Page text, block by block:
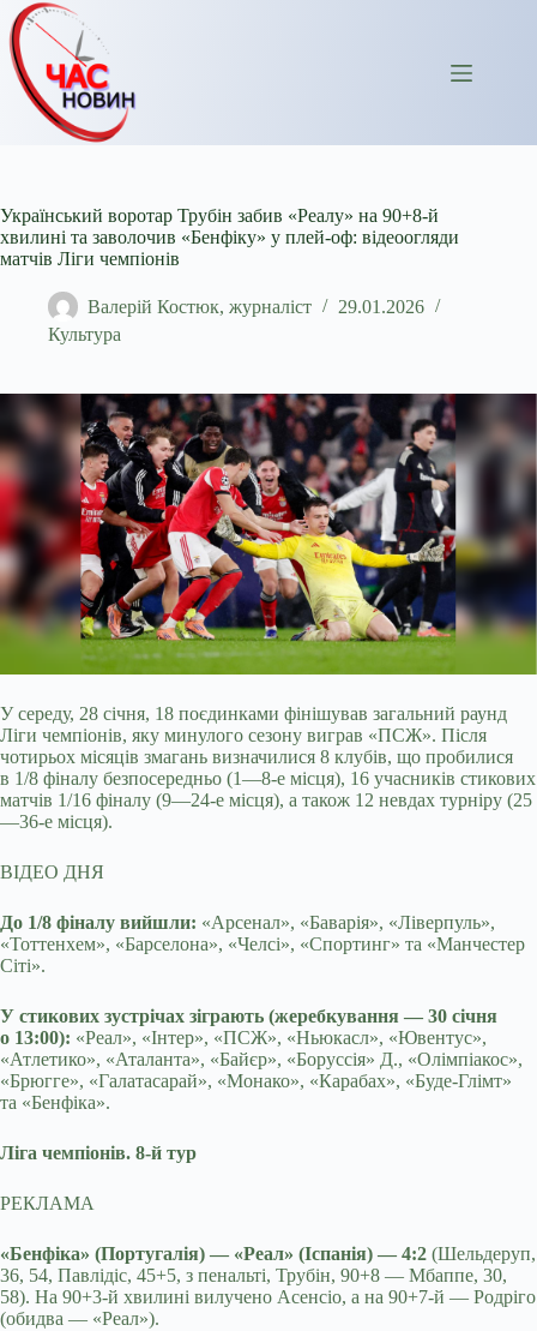
Перейти
до
вмісту
Український воротар Трубін забив «Реалу» на 90+8-й
хвилині та заволочив «Бенфіку» у плей-оф: відеоогляди
матчів Ліги чемпіонів
Валерій Костюк, журналіст
29.01.2026
Культура
У середу, 28 січня, 18 поєдинками фінішував загальний раунд
Ліги чемпіонів, яку минулого сезону виграв «ПСЖ». Після
чотирьох місяців змагань визначилися 8 клубів, що пробилися
в 1/8 фіналу безпосередньо (1—8-е місця), 16 учасників стикових
матчів 1/16 фіналу (9—24-е місця), а також 12 невдах турніру (25
—36-е місця).
ВІДЕО ДНЯ
До 1/8 фіналу вийшли: «Арсенал», «Баварія», «Ліверпуль»,
«Тоттенхем», «Барселона», «Челсі», «Спортинг» та «Манчестер
Сіті».
У стикових зустрічах зіграють (жеребкування — 30 січня
о 13:00): «Реал», «Інтер», «ПСЖ», «Ньюкасл», «Ювентус»,
«Атлетико», «Аталанта», «Байєр», «Боруссія» Д., «Олімпіакос»,
«Брюгге», «Галатасарай», «Монако», «Карабах», «Буде-Глімт»
та «Бенфіка».
Ліга чемпіонів. 8-й тур
РЕКЛАМА
«Бенфіка» (Португалія) — «Реал» (Іспанія) — 4:2 (Шельдеруп,
36, 54, Павлідіс, 45+5, з пенальті, Трубін, 90+8 — Мбаппе, 30,
58). На 90+3-й хвилині вилучено Асенсіо, а на 90+7-й — Родріго
(обидва — «Реал»).